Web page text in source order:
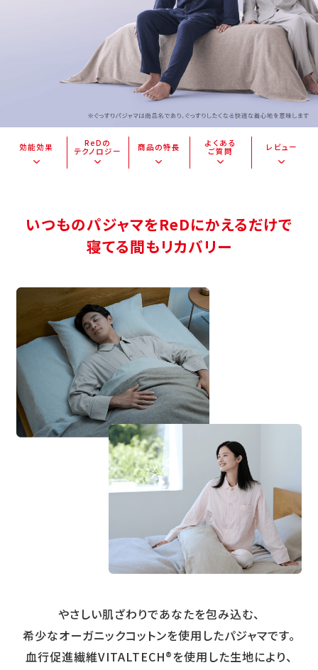
効能効果
ReDの
テクノロジー
商品の特長
よくある
ご質問
レビュー
いつものパジャマをReDにかえるだけで
寝てる間もリカバリー
やさしい肌ざわりであなたを包み込む、
希少なオーガニックコットンを使用したパジャマです。
血行促進繊維VITALTECH®を使用した生地により、